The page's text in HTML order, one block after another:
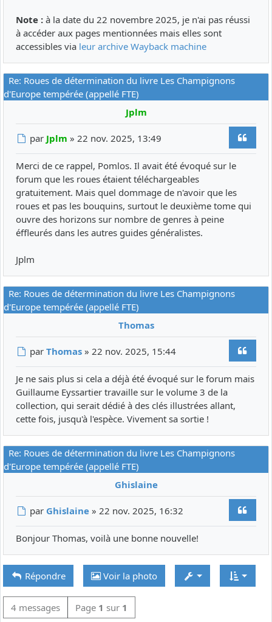
Note : à la date du 22 novembre 2025, je n'ai pas réussi
à accéder aux pages mentionnées mais elles sont
accessibles via leur archive Wayback machine
Re: Roues de détermination du livre Les Champignons
d'Europe tempérée (appellé FTE)
Jplm
Message
par Jplm »22 nov. 2025, 13:49
Merci de ce rappel, Pomlos. Il avait été évoqué sur le
forum que les roues étaient téléchargeables
gratuitement. Mais quel dommage de n'avoir que les
roues et pas les bouquins, surtout le deuxième tome qui
ouvre des horizons sur nombre de genres à peine
éffleurés dans les autres guides généralistes.
Jplm
Re: Roues de détermination du livre Les Champignons
d'Europe tempérée (appellé FTE)
Thomas
Message
parThomas »22 nov. 2025, 15:44
Je ne sais plus si cela a déjà été évoqué sur le forum mais
Guillaume Eyssartier travaille sur le volume 3 de la
collection, qui serait dédié à des clés illustrées allant,
cette fois, jusqu'à l'espèce. Vivement sa sortie !
Re: Roues de détermination du livre Les Champignons
d'Europe tempérée (appellé FTE)
Ghislaine
Message
par Ghislaine »22 nov. 2025, 16:32
Bonjour Thomas, voilà une bonne nouvelle!
Répondre Voir la photo
4 messages Page 1 sur 1